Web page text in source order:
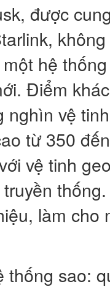
được
hệ
Điểm
nghìn vệ
từ 350
vệ tinh
làm cho
thống sao: